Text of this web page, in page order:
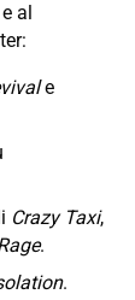
al
e
Crazy Taxi,
.
.